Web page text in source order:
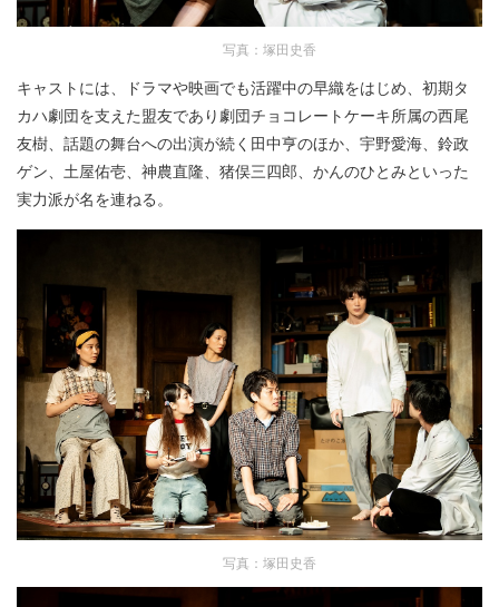
写真：塚田史香
キャストには、ドラマや映画でも活躍中の早織をはじめ、初期タ
カハ劇団を支えた盟友であり劇団チョコレートケーキ所属の西尾
友樹、話題の舞台への出演が続く田中亨のほか、宇野愛海、鈴政
ゲン、土屋佑壱、神農直隆、猪俣三四郎、かんのひとみといった
実力派が名を連ねる。
写真：塚田史香